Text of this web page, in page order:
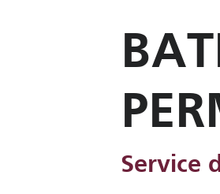
Service